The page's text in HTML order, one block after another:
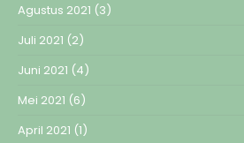
Agustus 2021 (3)
Juli 2021 (2)
Juni 2021 (4)
Mei 2021 (6)
April 2021 (1)